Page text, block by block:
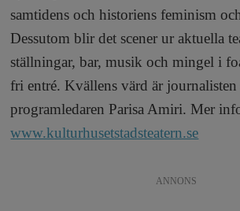
samtidens och historiens feminism
Dessutom blir det scener ur aktuella
ställningar, bar, musik och mingel i
fri entré. Kvällens värd är journalisten
programledaren Parisa Amiri. Mer
www.kulturhusetstadsteatern.se
ANNONS